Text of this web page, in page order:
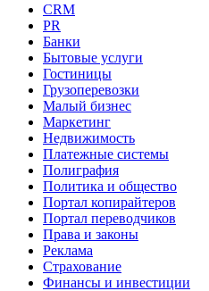
CRM
PR
Банки
Бытовые услуги
Гостиницы
Грузоперевозки
Малый бизнес
Маркетинг
Недвижимость
Платежные системы
Полиграфия
Политика и общество
Портал копирайтеров
Портал переводчиков
Права и законы
Реклама
Страхование
Финансы и инвестиции